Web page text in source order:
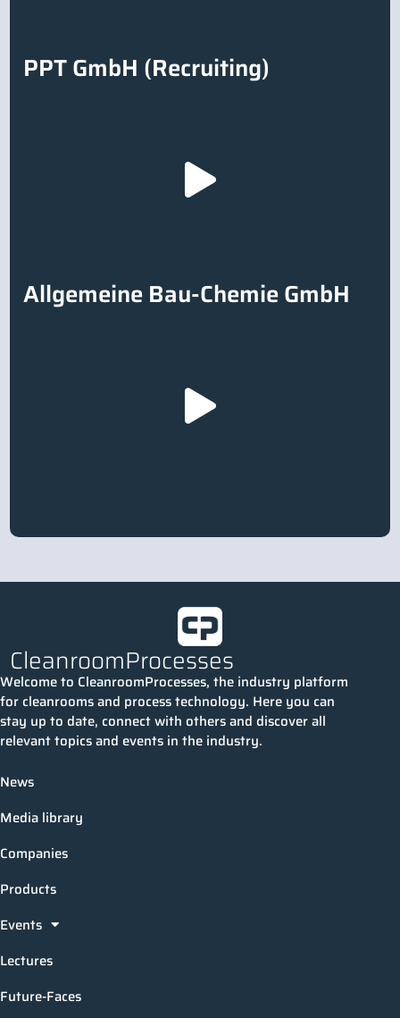
PPT GmbH (Recruiting)
Allgemeine Bau-Chemie GmbH
CleanroomProcesses
Welcome to CleanroomProcesses, the industry platform
for cleanrooms and process technology. Here you can
stay up to date, connect with others and discover all
relevant topics and events in the industry.
News
Media library
Companies
Products
Events
Lectures
Future-Faces